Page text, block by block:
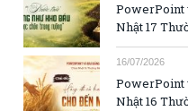
PowerPoint
Nhật 17
16/07/2026
PowerPoint
Nhật 16